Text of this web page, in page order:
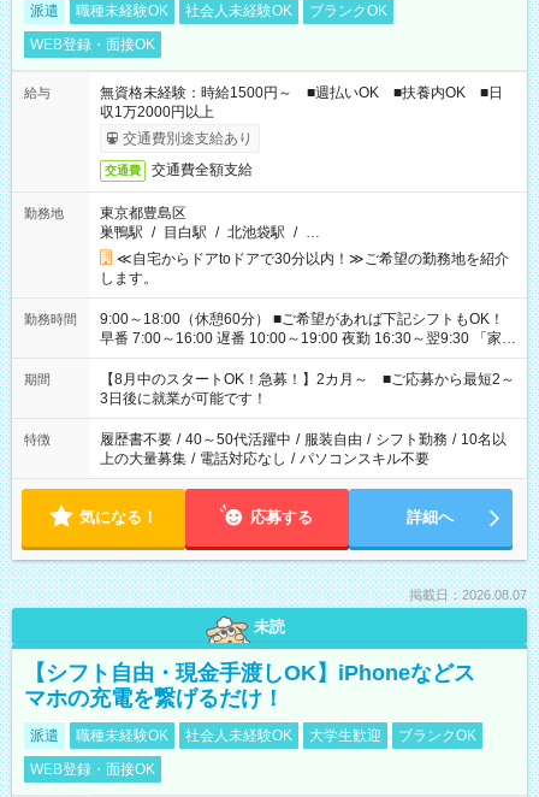
派遣 職種未経験OK 社会人未経験OK
ブランクOK
WEB登録・面接OK
給与
無資格未経験：時給1500円～ ■週払いOK ■扶養内OK ■日
収1万2000円以上
交通費別途支給あり
交通費 交通費全額支給
勤務地
東京都豊島区
巣鴨駅 / 目白駅 / 北池袋駅 / …
≪自宅からドアtoドアで30分以内！≫ご希望の勤務地を紹介
します。
勤務時間
9:00～18:00（休憩60分） ■ご希望があれば下記シフトもOK！
早番 7:00～16:00 遅番 10:00～19:00 夜勤 16:30～翌9:30 「家族
と休みを合わせたい」 「余裕を持って夕飯の準備がしたい」
「できれば残業はしたくない」 など、ご希望を教えてください
ね。 ※Wワーク希望の方へ 今ご覧のお仕事で希望する勤務時間
と、もう1つのお仕事の勤務時間。 合計で週40時間を超える場
合は応募できません。
期間
【8月中のスタートOK！急募！】2カ月～ ■ご応募から最短2～
3日後に就業が可能です！
特徴 履歴書不要 / 40～50代活躍中 / 服装自由 / シフト勤務 / 10名以
上の大量募集 / 電話対応なし / パソコンスキル不要
気になる！ 応募する 詳細へ
掲載日：2026.08.07
未読
【シフト自由・現金手渡しOK】iPhoneなどス
マホの充電を繋げるだけ！
派遣 職種未経験OK 社会人未経験OK 大学生歓迎
ブランクOK
WEB登録・面接OK